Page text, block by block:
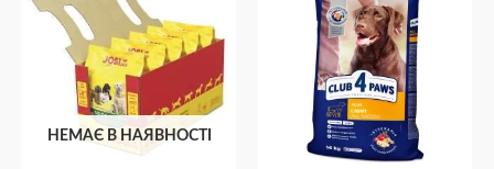
НЕМАЄ В НАЯВНОСТІ